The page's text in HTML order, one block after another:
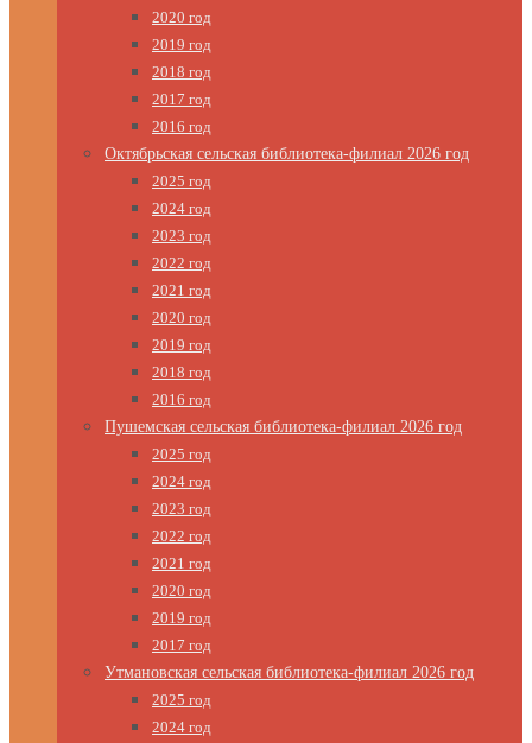
2020 год
2019 год
2018 год
2017 год
2016 год
Октябрьская сельская библиотека-филиал 2026 год
2025 год
2024 год
2023 год
2022 год
2021 год
2020 год
2019 год
2018 год
2016 год
Пушемская сельская библиотека-филиал 2026 год
2025 год
2024 год
2023 год
2022 год
2021 год
2020 год
2019 год
2017 год
Утмановская сельская библиотека-филиал 2026 год
2025 год
2024 год